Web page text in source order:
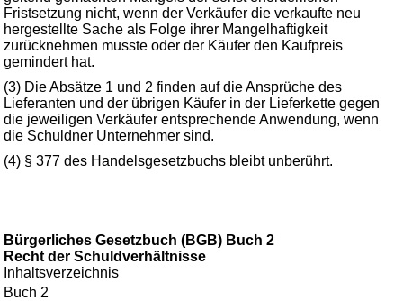
Fristsetzung nicht, wenn der Verkäufer die verkaufte neu
hergestellte Sache als Folge ihrer Mangelhaftigkeit
zurücknehmen musste oder der Käufer den Kaufpreis
gemindert hat.
(3) Die Absätze 1 und 2 finden auf die Ansprüche des
Lieferanten und der übrigen Käufer in der Lieferkette gegen
die jeweiligen Verkäufer entsprechende Anwendung, wenn
die Schuldner Unternehmer sind.
(4) § 377 des Handelsgesetzbuchs bleibt unberührt.
Bürgerliches Gesetzbuch (BGB) Buch 2
Recht der Schuldverhältnisse
Inhaltsverzeichnis
Buch 2